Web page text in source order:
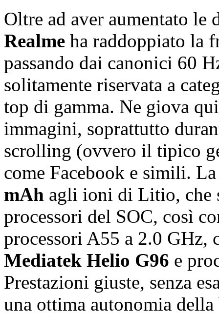
Oltre ad aver aumentato
Realme ha raddoppiato la
passando dai canonici 60
solitamente riservata a
top di gamma. Ne giova
immagini, soprattutto
scrolling (ovvero il tipico
come Facebook e simili.
mAh agli ioni di Litio, che
processori del SOC, così
processori A55 a 2.0 GHz,
Mediatek Helio G96 e
Prestazioni giuste, senza
una ottima autonomia della